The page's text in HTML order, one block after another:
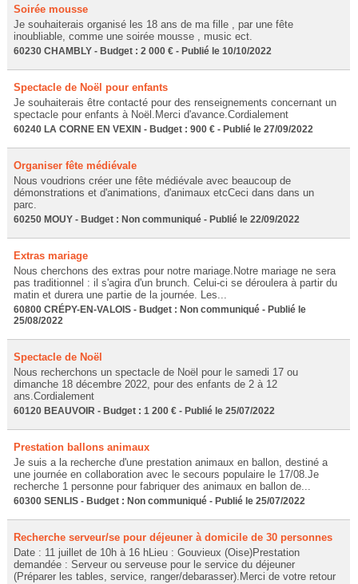
Soirée mousse
Je souhaiterais organisé les 18 ans de ma fille , par une fête
inoubliable, comme une soirée mousse , music ect.
60230 CHAMBLY - Budget : 2 000 € - Publié le 10/10/2022
Spectacle de Noël pour enfants
Je souhaiterais être contacté pour des renseignements concernant un
spectacle pour enfants à Noël.Merci d'avance.Cordialement
60240 LA CORNE EN VEXIN - Budget : 900 € - Publié le 27/09/2022
Organiser fête médiévale
Nous voudrions créer une fête médiévale avec beaucoup de
démonstrations et d'animations, d'animaux etcCeci dans dans un
parc.
60250 MOUY - Budget : Non communiqué - Publié le 22/09/2022
Extras mariage
Nous cherchons des extras pour notre mariage.Notre mariage ne sera
pas traditionnel : il s'agira d'un brunch. Celui-ci se déroulera à partir du
matin et durera une partie de la journée. Les...
60800 CRÉPY-EN-VALOIS - Budget : Non communiqué - Publié le
25/08/2022
Spectacle de Noël
Nous recherchons un spectacle de Noël pour le samedi 17 ou
dimanche 18 décembre 2022, pour des enfants de 2 à 12
ans.Cordialement
60120 BEAUVOIR - Budget : 1 200 € - Publié le 25/07/2022
Prestation ballons animaux
Je suis a la recherche d'une prestation animaux en ballon, destiné a
une journée en collaboration avec le secours populaire le 17/08.Je
recherche 1 personne pour fabriquer des animaux en ballon de...
60300 SENLIS - Budget : Non communiqué - Publié le 25/07/2022
Recherche serveur/se pour déjeuner à domicile de 30 personnes
Date : 11 juillet de 10h à 16 hLieu : Gouvieux (Oise)Prestation
demandée : Serveur ou serveuse pour le service du déjeuner
(Préparer les tables, service, ranger/debarasser).Merci de votre retour